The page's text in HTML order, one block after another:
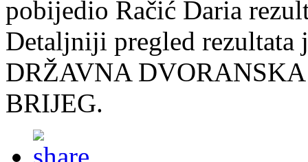
pobijedio Račić Daria
Detaljniji pregled rezultata
DRŽAVNA
BRIJEG.